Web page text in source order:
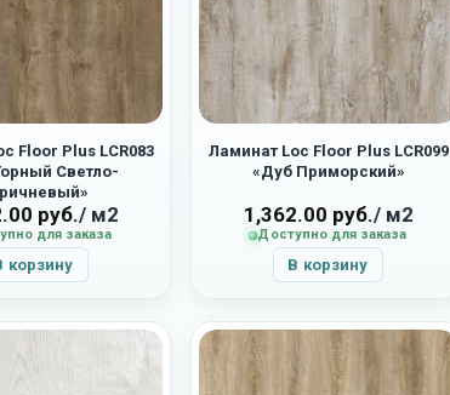
Floor Plus LCR083
Светло-
руб./ м2
для заказа
корзину
Ламинат Loc Floor Plus LCR099
«Дуб Приморский»
1,362.00 руб./ м2
Доступно для заказа
В корзину